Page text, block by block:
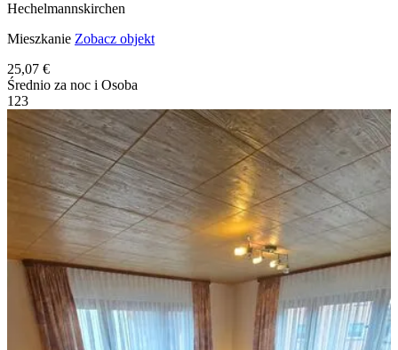
Hechelmannskirchen
Mieszkanie Zobacz objekt
25,07 €
Średnio za noc i Osoba
123